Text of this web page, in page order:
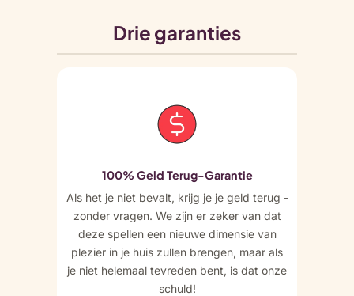
Drie garanties
100% Geld Terug-Garantie
Als het je niet bevalt, krijg je je geld terug -
zonder vragen. We zijn er zeker van dat
deze spellen een nieuwe dimensie van
plezier in je huis zullen brengen, maar als
je niet helemaal tevreden bent, is dat onze
schuld!